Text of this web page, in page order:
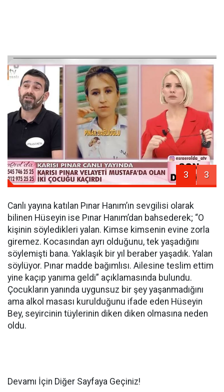
3 3
Canlı yayına katılan Pınar Hanım’ın sevgilisi olarak
bilinen Hüseyin ise Pınar Hanım’dan bahsederek; “O
kişinin söyledikleri yalan. Kimse kimsenin evine zorla
giremez. Kocasından ayrı olduğunu, tek yaşadığını
söylemişti bana. Yaklaşık bir yıl beraber yaşadık. Yalan
söylüyor. Pınar madde bağımlısı. Ailesine teslim ettim
yine kaçıp yanıma geldi” açıklamasında bulundu.
Çocukların yanında uygunsuz bir şey yaşanmadığını
ama alkol masası kurulduğunu ifade eden Hüseyin
Bey, seyircinin tüylerinin diken diken olmasına neden
oldu.
Devamı İçin Diğer Sayfaya Geçiniz!